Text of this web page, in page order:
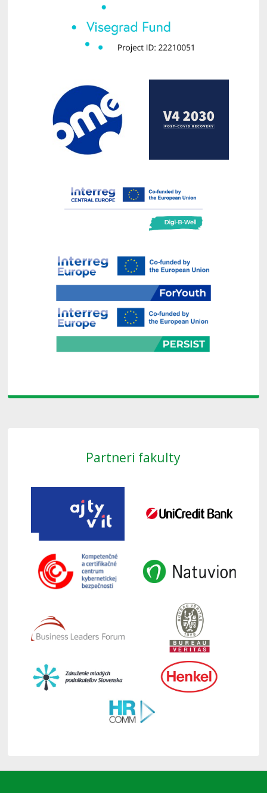
Partneri fakulty